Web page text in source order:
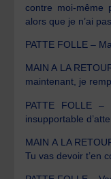
contre moi-même
alors que je n’ai
PATTE FOLLE –
MAIN A LA
maintenant, je
PATTE FOLLE –
insupportable
MAIN A LA
Tu vas devoir t’en